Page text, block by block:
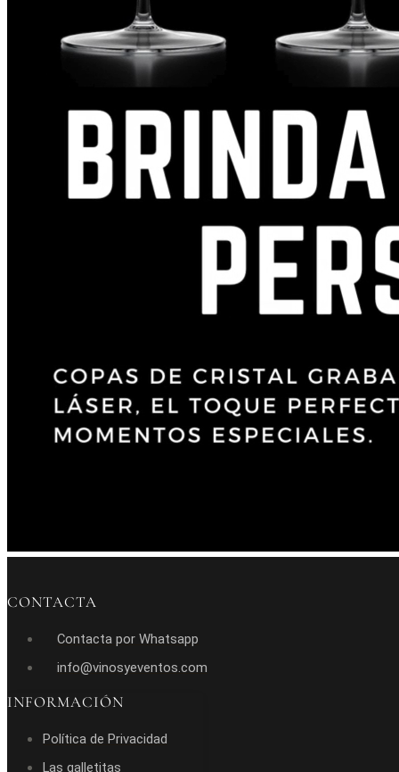
CONTACTA
Contacta por Whatsapp
info@vinosyeventos.com
INFORMACIÓN
Política de Privacidad
Las galletitas